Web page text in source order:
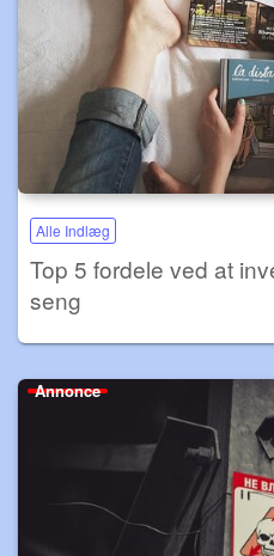
Alle Indlæg
Top 5 fordele ved at
seng
Annonce